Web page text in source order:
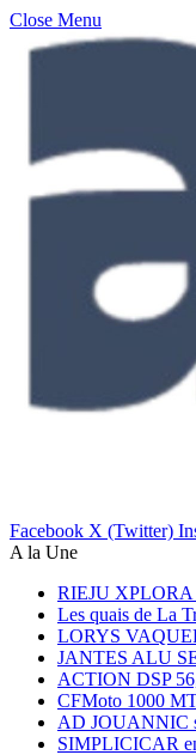
Close Menu
Facebook X (Twitter)
A la Une
RIEJU XPLORA
Les quais de La
LORYS
JANTES ALU
ACTION DSP
CFMoto 1000
AD JOUANNIC
SIMPLICICAR